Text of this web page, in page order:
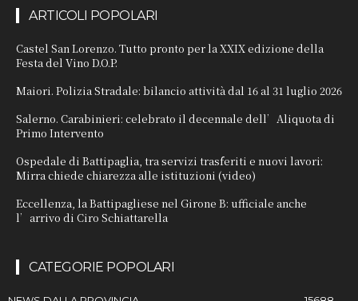
ARTICOLI POPOLARI
Castel San Lorenzo. Tutto pronto per la XXIX edizione della
Festa del Vino D.O.P.
Maiori. Polizia Stradale: bilancio attività dal 16 al 31 luglio 2026
Salerno. Carabinieri: celebrato il decennale dell’Aliquota di
Primo Intervento
Ospedale di Battipaglia, tra servizi trasferiti e nuovi lavori:
Mirra chiede chiarezza alle istituzioni (video)
Eccellenza, la Battipagliese nel Girone B: ufficiale anche
l’arrivo di Ciro Schiattarella
CATEGORIE POPOLARI